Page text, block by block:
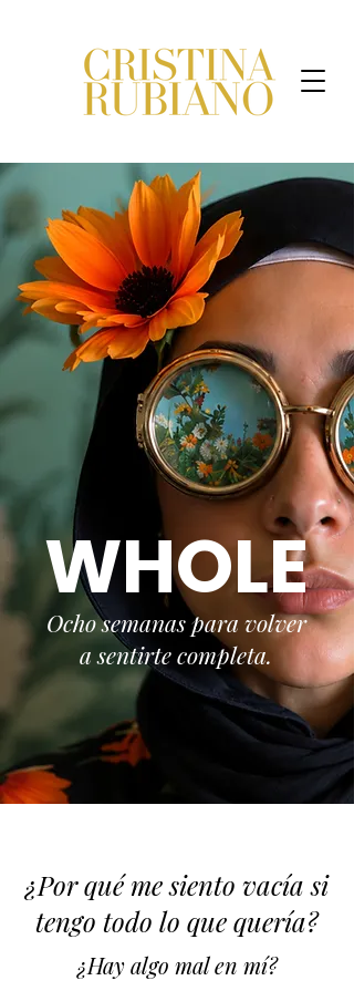
WHOLE
Ocho semanas para volver
a sentirte completa.
¿Por qué me siento vacía si
tengo todo lo que quería?
¿Hay algo mal en mí?